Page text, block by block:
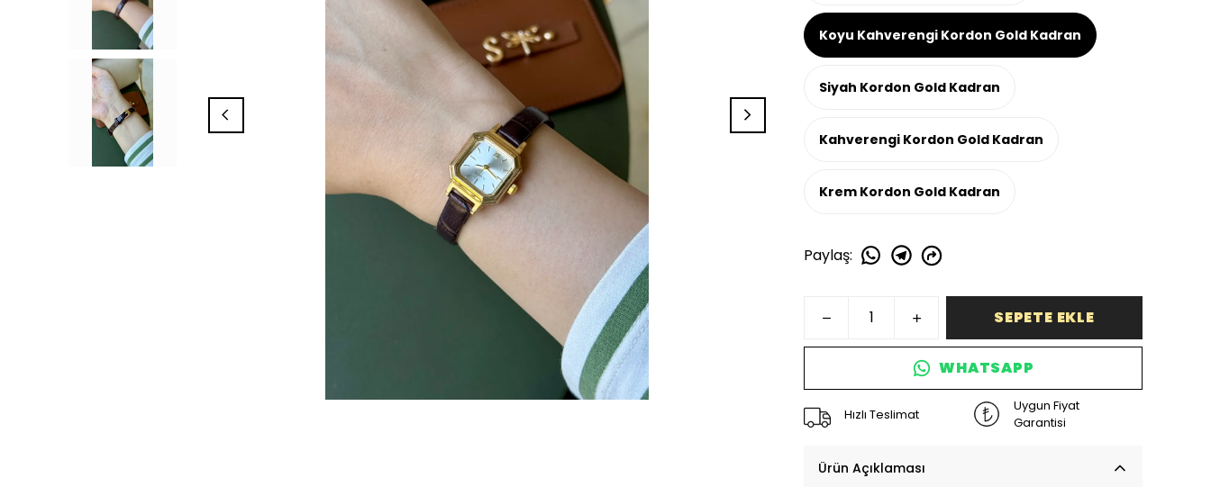
Koyu Kahverengi Kordon Gold Kadran
Siyah Kordon Gold Kadran
Kahverengi Kordon Gold Kadran
Krem Kordon Gold Kadran
Paylaş:
SEPETE EKLE
WHATSAPP
Hızlı Teslimat
Uygun Fiyat
Garantisi
Ürün Açıklaması